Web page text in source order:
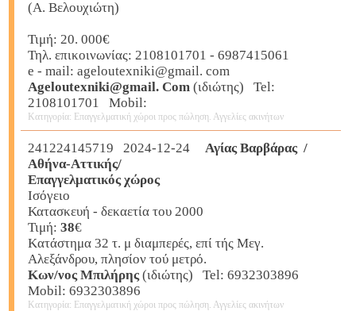
(Α. Βελουχιώτη)
Τιμή: 20. 000€
Τηλ. επικοινωνίας: 2108101701 - 6987415061
e - mail: ageloutexniki@gmail. com
Ageloutexniki@gmail. Com(ιδιώτης) Tel:
2108101701 Mobil:
Κατηγορία: Επαγγελματική χώροι προς πώληση. Αγγελίες ακινήτων
241224145719 2024-12-24
Αγίας Βαρβάρας /
Αθήνα-Αττικής/
Επαγγελματικός χώρος
Ισόγειο
Κατασκευή - δεκαετία του 2000
Τιμή: 38€
Kατάστημα 32 τ. μ διαμπερές, επί τής Μεγ.
Αλεξάνδρου, πλησίον τού μετρό.
Kων/νος Μπιλήρης(ιδιώτης) Tel: 6932303896
Mobil: 6932303896
Κατηγορία: Επαγγελματική χώροι προς πώληση. Αγγελίες ακινήτων